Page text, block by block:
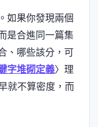
如果你發現兩個
是合進同一篇集
、哪些該分，可
字堆砌定義〉理
就不算密度，而